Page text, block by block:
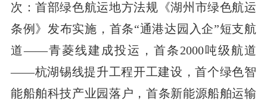
次：首部绿色航运地方法规《湖州市绿色航运
条例》发布实施，首条“通港达园入企”短支航
道——青菱线建成投运，首条2000吨级航道
——杭湖锡线提升工程开工建设，首个绿色智
能船舶科技产业园落户，首条新能源船舶运输